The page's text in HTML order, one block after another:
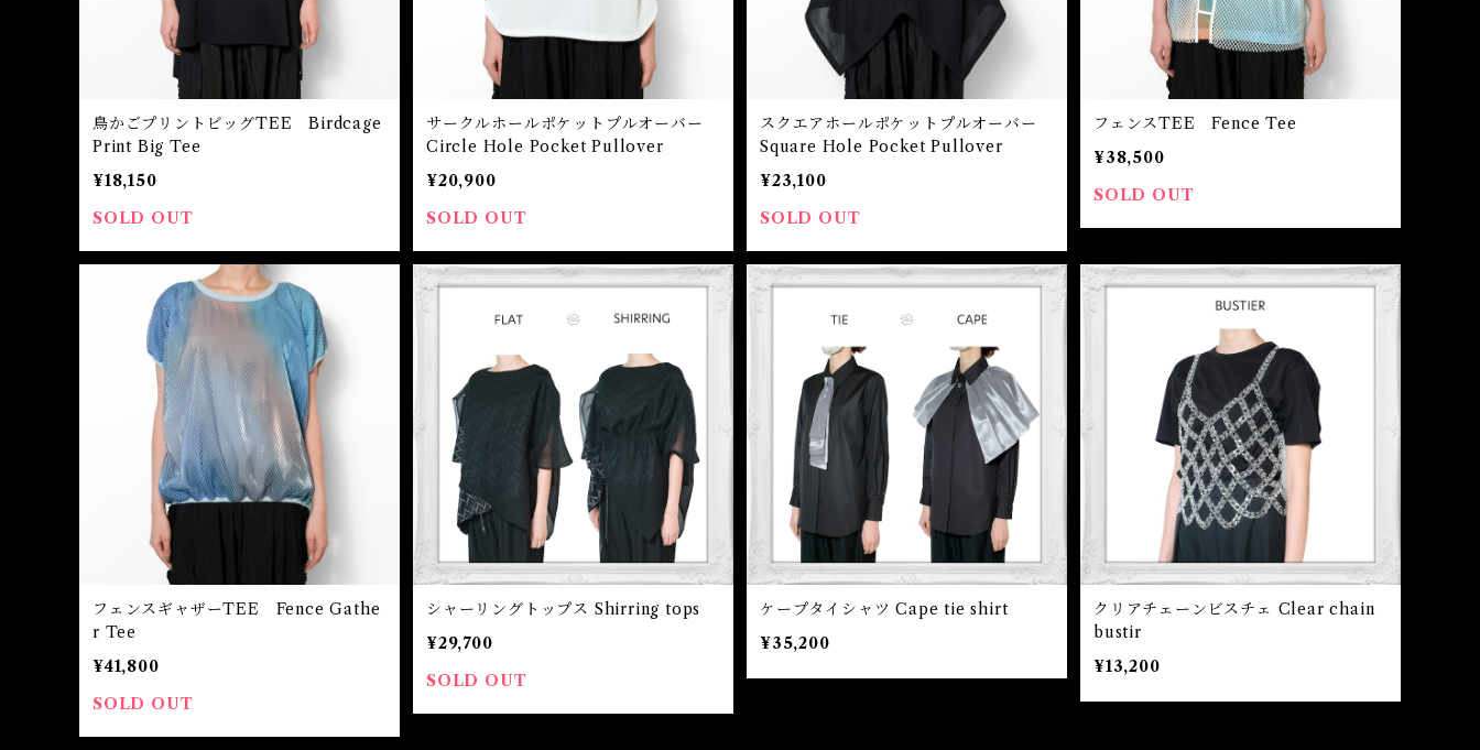
鳥かごプリントビッグTEE Birdcage
Print Big Tee
¥18,150
SOLD OUT
サークルホールポケットプルオーバー
Circle Hole Pocket Pullover
¥20,900
SOLD OUT
スクエアホールポケットプルオーバー
Square Hole Pocket Pullover
¥23,100
SOLD OUT
フェンスTEE Fence Tee
¥38,500
SOLD OUT
フェンスギャザーTEE Fence Gathe
r Tee
¥41,800
SOLD OUT
シャーリングトップス Shirring tops
¥29,700
SOLD OUT
ケープタイシャツ Cape tie shirt
¥35,200
クリアチェーンビスチェ Clear chain
bustir
¥13,200